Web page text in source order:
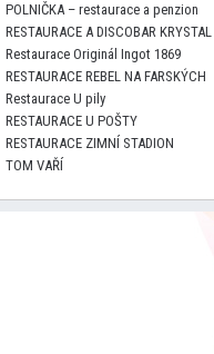
POLNIČKA – restaurace a penzion
RESTAURACE A DISCOBAR KRYSTAL
Restaurace Originál Ingot 1869
RESTAURACE REBEL NA FARSKÝCH
Restaurace U pily
RESTAURACE U POŠTY
RESTAURACE ZIMNÍ STADION
TOM VAŘÍ